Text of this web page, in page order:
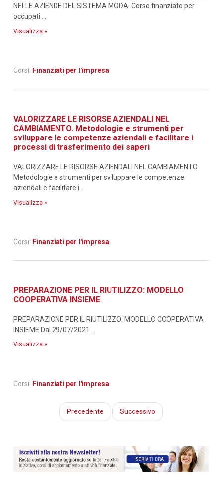
NELLE AZIENDE DEL SISTEMA MODA. Corso finanziato per
occupati ...
Visualizza »
Corsi: Finanziati per l'impresa
VALORIZZARE LE RISORSE AZIENDALI NEL
CAMBIAMENTO. Metodologie e strumenti per
sviluppare le competenze aziendali e facilitare i
processi di trasferimento dei saperi
VALORIZZARE LE RISORSE AZIENDALI NEL CAMBIAMENTO.
Metodologie e strumenti per sviluppare le competenze
aziendali e facilitare i...
Visualizza »
Corsi: Finanziati per l'impresa
PREPARAZIONE PER IL RIUTILIZZO: MODELLO
COOPERATIVA INSIEME
PREPARAZIONE PER IL RIUTILIZZO: MODELLO COOPERATIVA
INSIEME Dal 29/07/2021 ...
Visualizza »
Corsi: Finanziati per l'impresa
Precedente Successivo